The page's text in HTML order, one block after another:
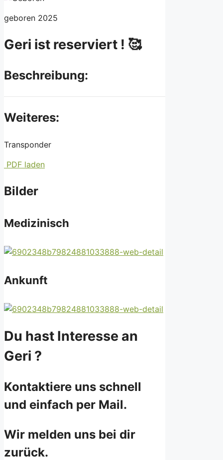
geboren 2025
Geri ist reserviert ! 🥰
Beschreibung:
Weiteres:
Transponder
PDF laden
Bilder
Medizinisch
Ankunft
Du hast Interesse an
Geri ?
Kontaktiere uns schnell
und einfach per Mail.
Wir melden uns bei dir
zurück.